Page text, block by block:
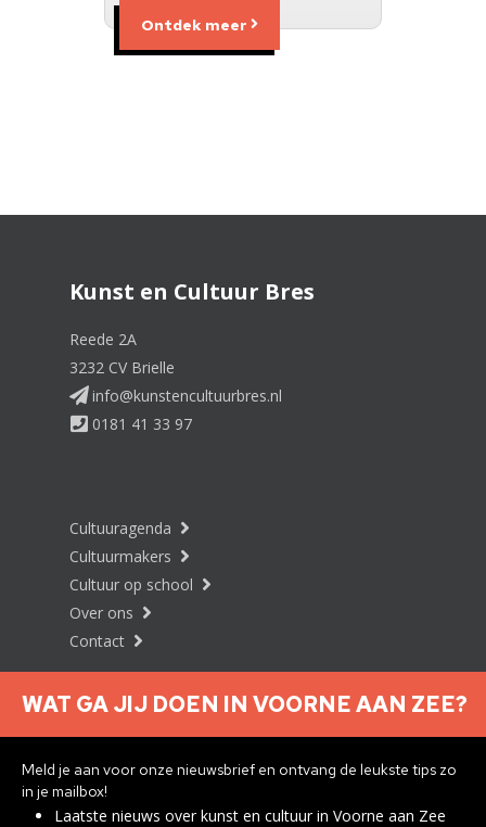
Ontdek meer
Kunst en Cultuur Bres
Reede 2A
3232 CV Brielle
info@kunstencultuurbres.nl
0181 41 33 97
Cultuuragenda
Cultuurmakers
Cultuur op school
Over ons
Contact
Nieuwsbrief aanmelden
WAT GA JIJ DOEN IN VOORNE AAN ZEE?
Meld je aan voor onze nieuwsbrief en ontvang de leukste tips zo
in je mailbox!
Laatste nieuws over kunst en cultuur in Voorne aan Zee